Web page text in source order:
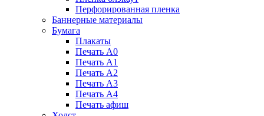
Перфорированная пленка
Баннерные материалы
Бумага
Плакаты
Печать А0
Печать А1
Печать А2
Печать А3
Печать А4
Печать афиш